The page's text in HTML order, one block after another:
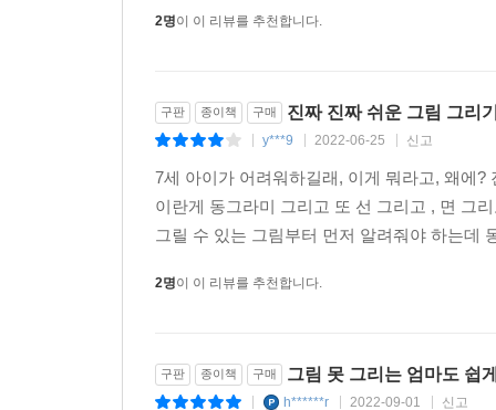
2명이 이 리뷰를 추천합니다.
구판 종이책 구매 진짜 진짜 쉬운 그림 그리
y***9 2022-06-25 신고
7세 아이가 어려워하길래, 이게 뭐라고, 왜에
이란게 동그라미 그리고 또 선 그리고 , 면 그
그릴 수 있는 그림부터 먼저 알려줘야 하는데
2명이 이 리뷰를 추천합니다.
구판 종이책 구매 그림 못 그리는 엄마도 쉽
h******r 2022-09-01 신고